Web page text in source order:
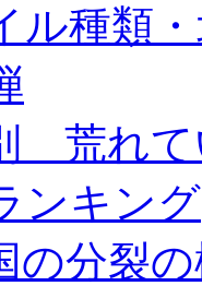
ル種類
荒れて
ンキング
の分裂